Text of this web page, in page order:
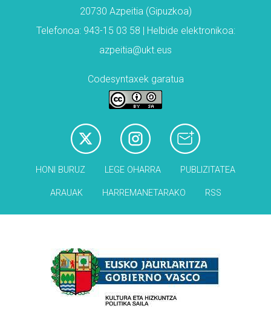
20730 Azpeitia (Gipuzkoa)
Telefonoa: 943-15 03 58 | Helbide elektronikoa:
azpeitia@ukt.eus
Codesyntaxek garatua
HONI BURUZ LEGE OHARRA PUBLIZITATEA
ARAUAK HARREMANETARAKO RSS